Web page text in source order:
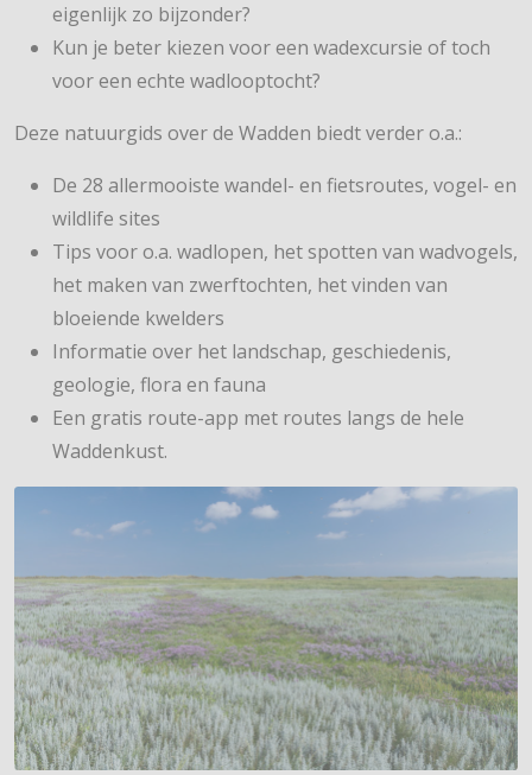
eigenlijk zo bijzonder?
Kun je beter kiezen voor een wadexcursie of toch
voor een echte wadlooptocht?
Deze natuurgids over de Wadden biedt verder o.a.:
De 28 allermooiste wandel- en fietsroutes, vogel- en
wildlife sites
Tips voor o.a. wadlopen, het spotten van wadvogels,
het maken van zwerftochten, het vinden van
bloeiende kwelders
Informatie over het landschap, geschiedenis,
geologie, flora en fauna
Een gratis route-app met routes langs de hele
Waddenkust.